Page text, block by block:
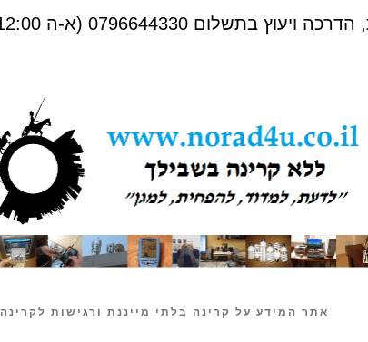
0796644330 (א-ה 09:00-12:00)
אתר המידע על קרינה בלתי מייננת ורגישות לקרינה